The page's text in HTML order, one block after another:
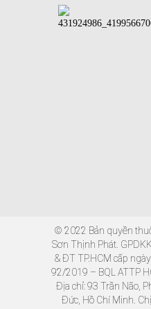
© 2022 Bản quyền
Sơn Thịnh Phát.
& ĐT TP.HCM cấp
92/2019 – BQL ATTP
Địa chỉ: 93 Trần Não,
Đức, Hồ Chí Minh.